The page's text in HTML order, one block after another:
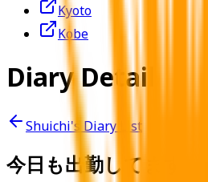
Kyoto
Kobe
Diary Detail
Shuichi's Diary List
今日も出勤してます